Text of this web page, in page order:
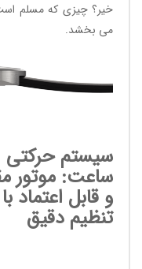
خیر؟ چیزی که مسلم
می بخشد.
سیستم حرکتی
ساعت: موتور
و قابل اعتماد با
تنظیم دقیق